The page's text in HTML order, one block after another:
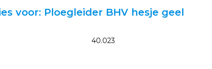
voor: Ploegleider BHV hesje geel
40.023